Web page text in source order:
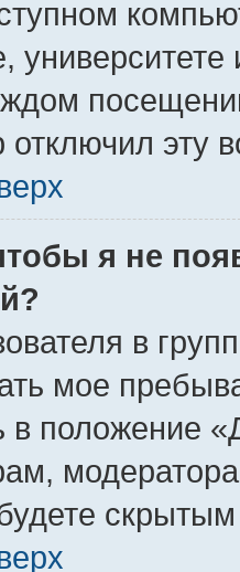
университете
отключил эту
я не
в
мое
в положение